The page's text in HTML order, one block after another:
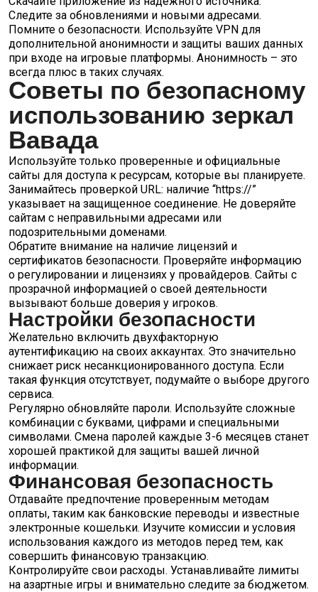
Следите за обновлениями и новыми адресами.
Помните о безопасности. Используйте VPN для
дополнительной анонимности и защиты ваших данных
при входе на игровые платформы. Анонимность – это
всегда плюс в таких случаях.
Советы по безопасному
использованию зеркал
Вавада
Используйте только проверенные и официальные
сайты для доступа к ресурсам, которые вы планируете.
Занимайтесь проверкой URL: наличие “https://”
указывает на защищенное соединение. Не доверяйте
сайтам с неправильными адресами или
подозрительными доменами.
Обратите внимание на наличие лицензий и
сертификатов безопасности. Проверяйте информацию
о регулировании и лицензиях у провайдеров. Сайты с
прозрачной информацией о своей деятельности
вызывают больше доверия у игроков.
Настройки безопасности
Желательно включить двухфакторную
аутентификацию на своих аккаунтах. Это значительно
снижает риск несанкционированного доступа. Если
такая функция отсутствует, подумайте о выборе другого
сервиса.
Регулярно обновляйте пароли. Используйте сложные
комбинации с буквами, цифрами и специальными
символами. Смена паролей каждые 3-6 месяцев станет
хорошей практикой для защиты вашей личной
информации.
Финансовая безопасность
Отдавайте предпочтение проверенным методам
оплаты, таким как банковские переводы и известные
электронные кошельки. Изучите комиссии и условия
использования каждого из методов перед тем, как
совершить финансовую транзакцию.
Контролируйте свои расходы. Устанавливайте лимиты
на азартные игры и внимательно следите за бюджетом.